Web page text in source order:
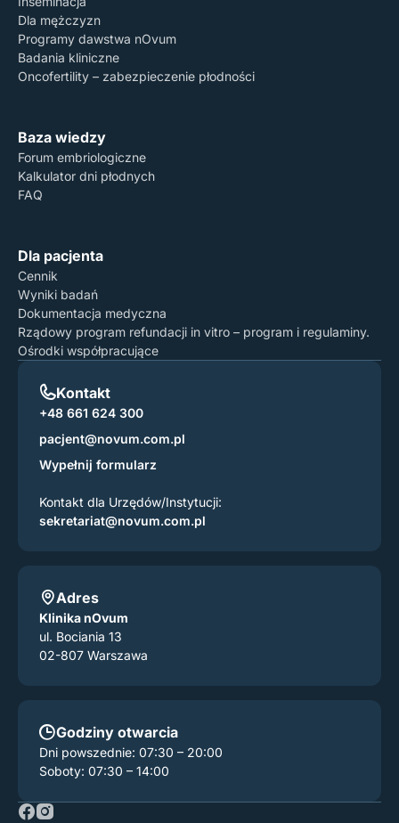
Dla mężczyzn
Programy dawstwa nOvum
Badania kliniczne
Oncofertility – zabezpieczenie płodności
Baza wiedzy
Forum embriologiczne
Kalkulator dni płodnych
FAQ
Dla pacjenta
Cennik
Wyniki badań
Dokumentacja medyczna
Rządowy program refundacji in vitro – program i regulaminy.
Ośrodki współpracujące
Kontakt
+48 661 624 300
pacjent@novum.com.pl
Wypełnij formularz
Kontakt dla Urzędów/Instytucji:
sekretariat@novum.com.pl
Adres
Klinika nOvum
ul. Bociania 13
02-807 Warszawa
Godziny otwarcia
Dni powszednie: 07:30 – 20:00
Soboty: 07:30 – 14:00